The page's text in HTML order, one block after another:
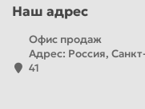
Наш адрес
Офис продаж
Адрес: Россия,
41